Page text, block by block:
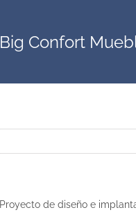
Big Confort
Proyecto de diseño e